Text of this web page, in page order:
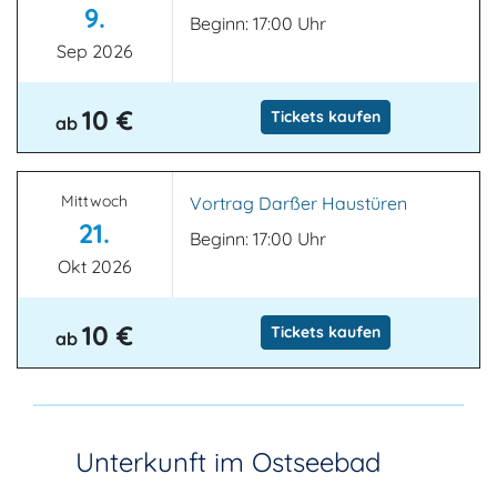
9.
Sep 2026
Beginn: 17:00 Uhr
ab10 € Tickets kaufen
Mittwoch
21.
Okt 2026
Vortrag Darßer Haustüren
Beginn: 17:00 Uhr
ab10 € Tickets kaufen
Unterkunft im Ostseebad